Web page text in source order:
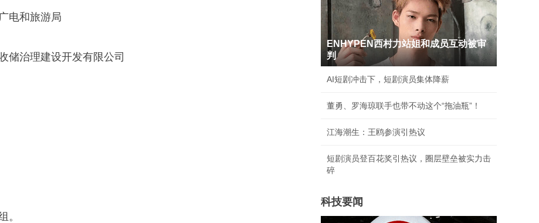
电和旅游局
储治理建设开发有限公司
。
ENHYPEN西村力站姐和成员互动被审
判
AI短剧冲击下，短剧演员集体降薪
董勇、罗海琼联手也带不动这个“拖油瓶”！
江海潮生：王鸥参演引热议
短剧演员登百花奖引热议，圈层壁垒被实力击
碎
科技要闻